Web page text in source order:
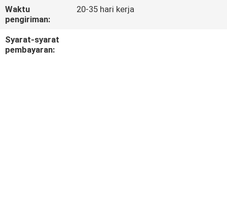
HUBUNGI
KAMI
Waktu
pengiriman:
20-35 hari kerja
Syarat-syarat
pembayaran: